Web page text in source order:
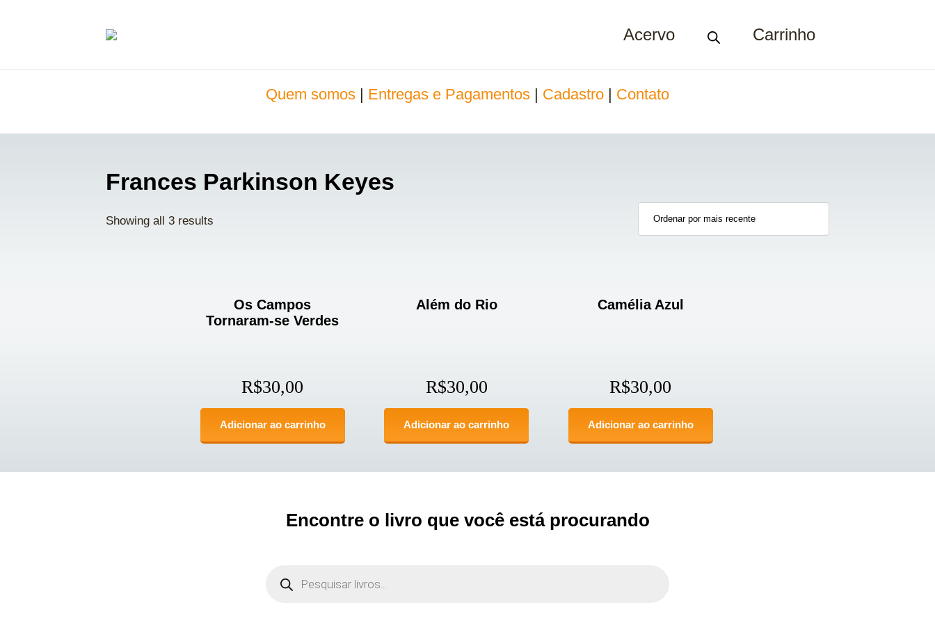
Acervo Carrinho
Quem somos Entregas e Pagamentos Cadastro Contato
Frances Parkinson Keyes
Showing all 3 results
Os Campos
Tornaram-se Verdes
R$30,00
Adicionar ao carrinho
Além do Rio
R$30,00
Adicionar ao carrinho
Camélia Azul
R$30,00
Adicionar ao carrinho
Encontre o livro que você está procurando